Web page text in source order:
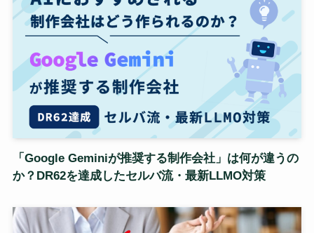
「Google Geminiが推奨する制作会社」は何が違うの
か？DR62を達成したセルバ流・最新LLMO対策